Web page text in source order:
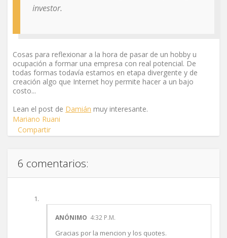
investor.
Cosas para reflexionar a la hora de pasar de un hobby u
ocupación a formar una empresa con real potencial. De
todas formas todavía estamos en etapa divergente y de
creación algo que Internet hoy permite hacer a un bajo
costo...
Lean el post de Damián muy interesante.
Mariano Ruani
Compartir
6 comentarios:
ANÓNIMO 4:32 P.M.
Gracias por la mencion y los quotes.